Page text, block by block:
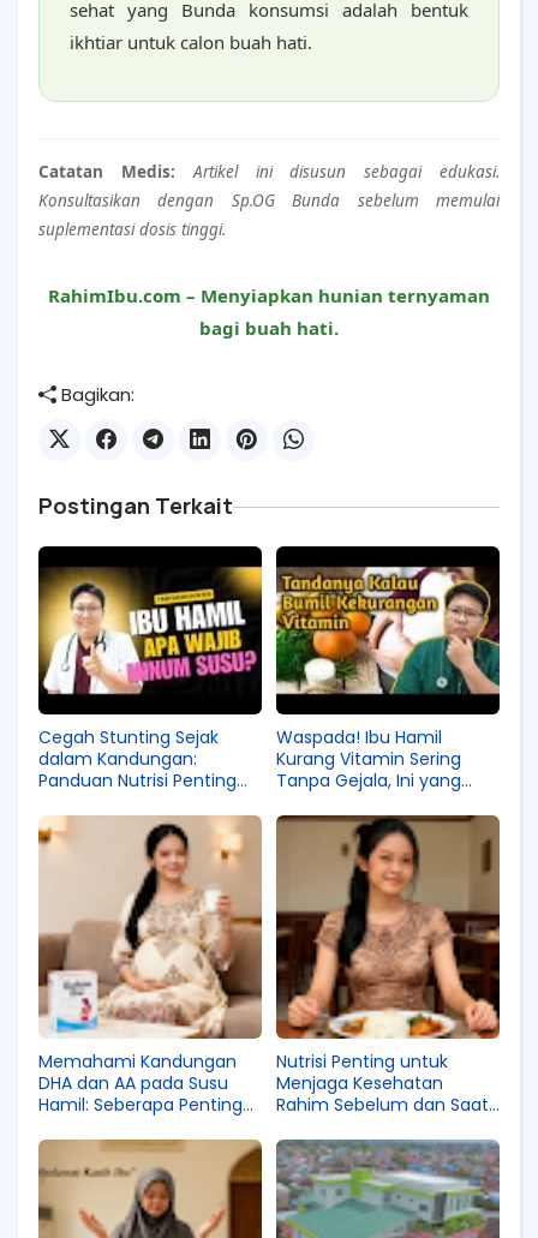
sehat yang Bunda konsumsi adalah bentuk
ikhtiar untuk calon buah hati.
Catatan Medis:
Artikel ini disusun sebagai edukasi.
Konsultasikan dengan Sp.OG Bunda sebelum memulai
suplementasi dosis tinggi.
RahimIbu.com – Menyiapkan hunian ternyaman
bagi buah hati.
Bagikan:
Postingan Terkait
Cegah Stunting Sejak
dalam Kandungan:
Panduan Nutrisi Penting
Waspada! Ibu Hamil
Kurang Vitamin Sering
Tanpa Gejala, Ini yang
Memahami Kandungan
DHA dan AA pada Susu
Hamil: Seberapa Penting
Nutrisi Penting untuk
Menjaga Kesehatan
Rahim Sebelum dan Saat